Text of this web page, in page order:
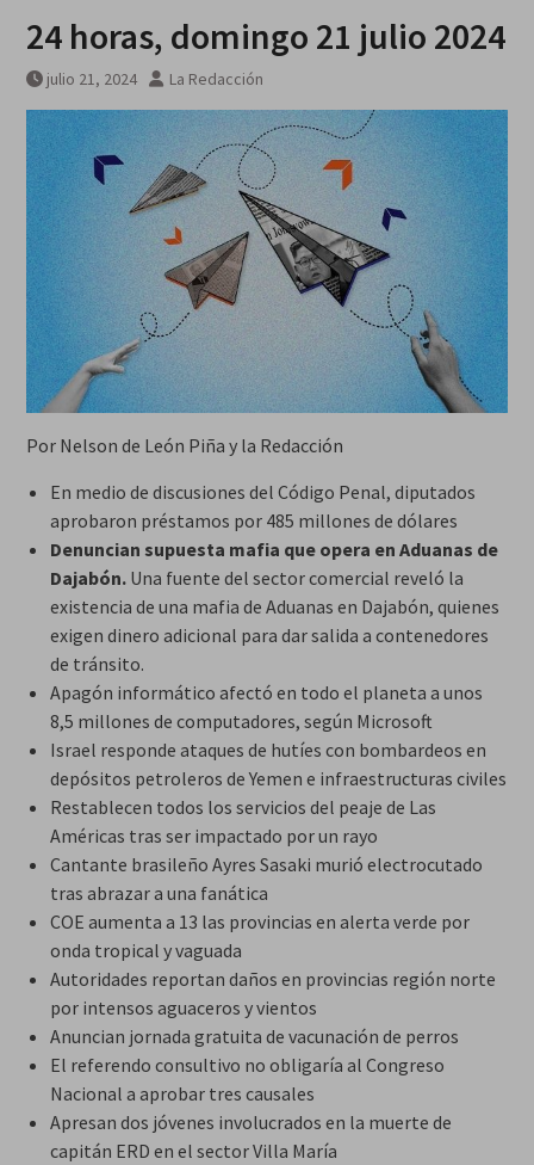
agosto
24 horas, domingo 21 julio 2024
julio 21, 2024 La Redacción
Por Nelson de León Piña y la Redacción
En medio de discusiones del Código Penal, diputados
aprobaron préstamos por 485 millones de dólares
Denuncian supuesta mafia que opera en Aduanas de
Dajabón. Una fuente del sector comercial reveló la
existencia de una mafia de Aduanas en Dajabón, quienes
exigen dinero adicional para dar salida a contenedores
de tránsito.
Apagón informático afectó en todo el planeta a unos
8,5 millones de computadores, según Microsoft
Israel responde ataques de hutíes con bombardeos en
depósitos petroleros de Yemen e infraestructuras civiles
Restablecen todos los servicios del peaje de Las
Américas tras ser impactado por un rayo
Cantante brasileño Ayres Sasaki murió electrocutado
tras abrazar a una fanática
COE aumenta a 13 las provincias en alerta verde por
onda tropical y vaguada
Autoridades reportan daños en provincias región norte
por intensos aguaceros y vientos
Anuncian jornada gratuita de vacunación de perros
El referendo consultivo no obligaría al Congreso
Nacional a aprobar tres causales
Apresan dos jóvenes involucrados en la muerte de
capitán ERD en el sector Villa María